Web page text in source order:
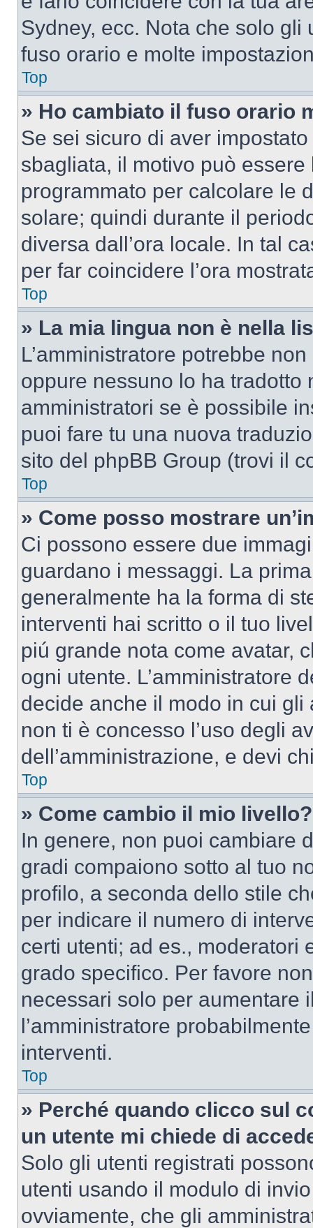
Sydney, ecc. Nota che solo
fuso orario e molte
Top
» Ho cambiato il fuso orario
Se sei sicuro di aver
sbagliata, il motivo può essere
programmato per calcolare le
solare; quindi durante il
diversa dall’ora locale. In tal
per far coincidere l’ora
Top
» La mia lingua non è nella
L’amministratore potrebbe
oppure nessuno lo ha
amministratori se è possibile
puoi fare tu una nuova
sito del phpBB Group (trovi il
Top
» Come posso mostrare
Ci possono essere due
guardano i messaggi. La
generalmente ha la forma di
interventi hai scritto o il tuo
piú grande nota come avatar,
ogni utente. L’amministratore
decide anche il modo in cui
non ti è concesso l’uso degli
dell’amministrazione, e devi
Top
» Come cambio il mio livello?
In genere, non puoi cambiare
gradi compaiono sotto al tuo
profilo, a seconda dello stile
per indicare il numero di
certi utenti; ad es., moderatori
grado specifico. Per favore
necessari solo per aumentare
l’amministratore
interventi.
Top
» Perché quando clicco sul
un utente mi chiede di
Solo gli utenti registrati
utenti usando il modulo di
ovviamente, che gli